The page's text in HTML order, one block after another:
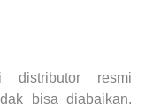
distributor resmi
bisa diabaikan.